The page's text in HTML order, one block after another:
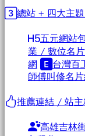
總站 + 四大主
五元網站
業 / 數位名
網
台灣百
師傅叫修名
推薦連結 / 站主
高雄吉林